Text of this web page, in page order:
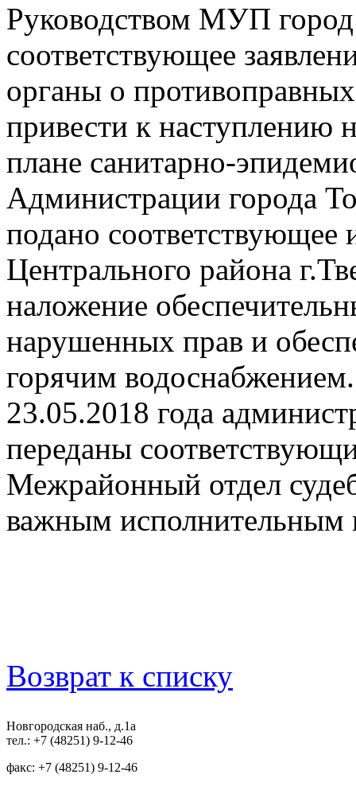
Руководством МУП
соответствующее
органы о
привести к наступлению
плане санитарно-
Администрации города
подано соответствующее
Центрального района
наложение
нарушенных прав и
горячим водоснабжением.
23.05.2018 года
переданы
Межрайонный отдел
важным исполнительным
Возврат к списку
Новгородская наб., д.1а
тел.: +7 (48251) 9-12-46
факс: +7 (48251) 9-12-46